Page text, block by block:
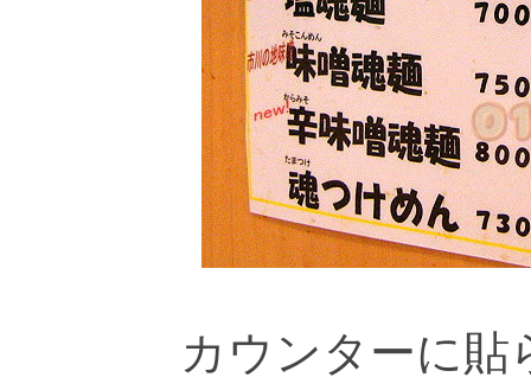
カウンターに貼